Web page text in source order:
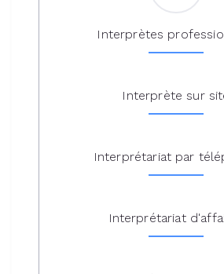
Interprètes
Interprète sur
Interprétariat par
Interprétariat